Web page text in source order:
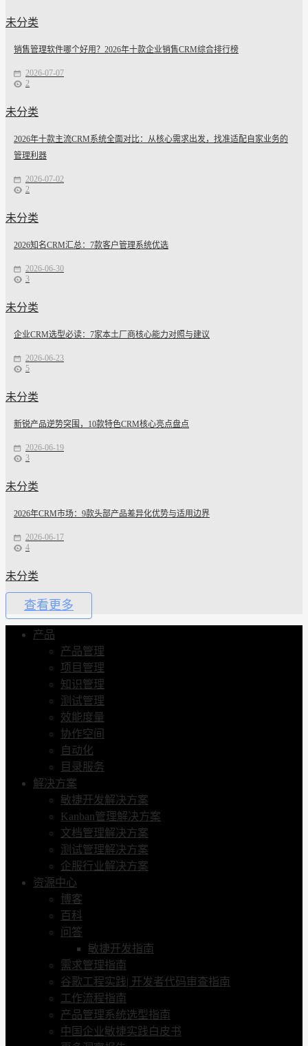
未分类
销售管理软件哪个好用？2026年十款企业销售CRM综合排行榜
2026-07-07
2
未分类
2026年十款主流CRM系统全面对比：从核心需求出发，找准适配自家业务的
管理利器
2026-07-02
2
未分类
2026知名CRM汇总：7款客户管理系统优选
2026-06-30
3
未分类
企业CRM选型必读：7家本土厂商核心能力对照与建议
2026-06-23
5
未分类
新锐产品逆势突围，10款特色CRM核心亮点盘点
2026-06-19
3
未分类
2026年CRM市场：9款头部产品差异化优势与适用边界
2026-06-17
4
未分类
查看更多
产品
产品管理
项目管理
知识管理
测试管理
效能度量
协作空间
自动化
目录服务
解决方案
敏捷开发解决方案
Kanban管理解决方案
文档管理解决方案
测试管理解决方案
企服行业解决方案
资源中心
博客
百科
问答
敏捷开发指南
需求管理指南
谷歌工程实践| 开发者代码审查指南
工作流程指南
产品管理系统选型指南
中国企业敏捷实践白皮书